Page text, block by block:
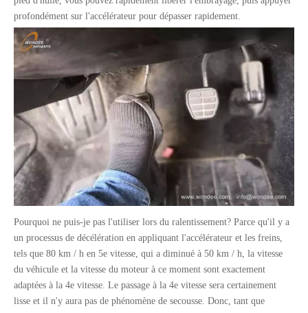
profondément sur l'accélérateur pour dépasser rapidement.
Pourquoi ne puis-je pas l'utiliser lors du ralentissement? Parce qu'il y a
un processus de décélération en appliquant l'accélérateur et les freins,
tels que 80 km / h en 5e vitesse, qui a diminué à 50 km / h, la vitesse
du véhicule et la vitesse du moteur à ce moment sont exactement
adaptées à la 4e vitesse. Le passage à la 4e vitesse sera certainement
lisse et il n'y aura pas de phénomène de secousse. Donc, tant que